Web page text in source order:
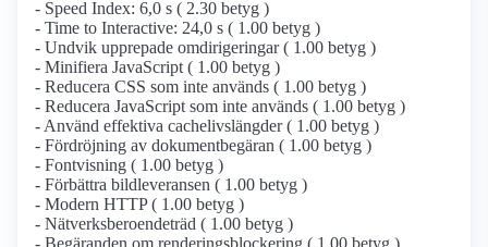
- Speed Index: 6,0 s ( 2.30 betyg )
- Time to Interactive: 24,0 s ( 1.00 betyg )
- Undvik upprepade omdirigeringar ( 1.00 betyg )
- Minifiera JavaScript ( 1.00 betyg )
- Reducera CSS som inte används ( 1.00 betyg )
- Reducera JavaScript som inte används ( 1.00 betyg )
- Använd effektiva cachelivslängder ( 1.00 betyg )
- Fördröjning av dokumentbegäran ( 1.00 betyg )
- Fontvisning ( 1.00 betyg )
- Förbättra bildleveransen ( 1.00 betyg )
- Modern HTTP ( 1.00 betyg )
- Nätverksberoendeträd ( 1.00 betyg )
- Begäranden om renderingsblockering ( 1.00 betyg )